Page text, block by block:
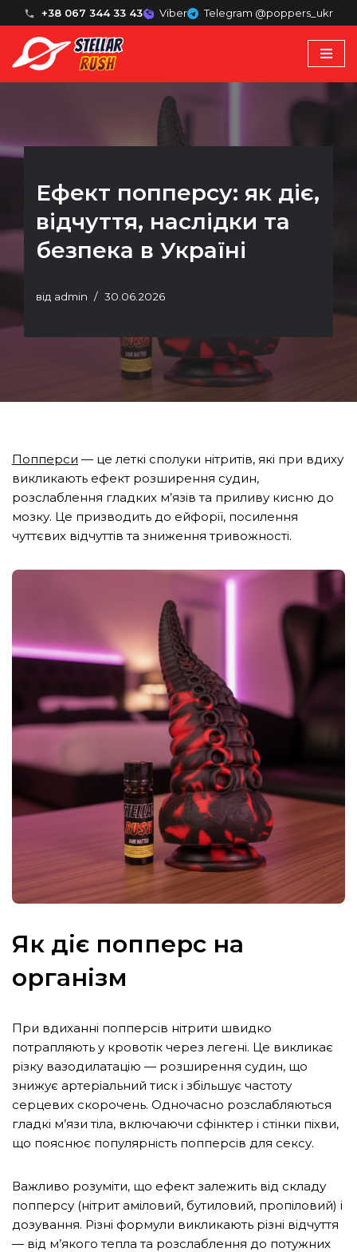
Перейти
до
вмісту
+38 067 344 33 43 Viber Telegram @poppers_ukr
Ефект попперсу: як діє,
відчуття, наслідки та
безпека в Україні
від admin 30.06.2026
Попперси — це леткі сполуки нітритів, які при вдиху
викликають ефект розширення судин,
розслаблення гладких м’язів та приливу кисню до
мозку. Це призводить до ейфорії, посилення
чуттєвих відчуттів та зниження тривожності.
Як діє попперс на
організм
При вдиханні попперсів нітрити швидко
потрапляють у кровотік через легені. Це викликає
різку вазодилатацію — розширення судин, що
знижує артеріальний тиск і збільшує частоту
серцевих скорочень. Одночасно розслабляються
гладкі м’язи тіла, включаючи сфінктер і стінки піхви,
що пояснює популярність попперсів для сексу.
Важливо розуміти, що ефект залежить від складу
попперсу (нітрит аміловий, бутиловий, пропіловий) і
дозування. Різні формули викликають різні відчуття
— від м’якого тепла та розслаблення до потужних